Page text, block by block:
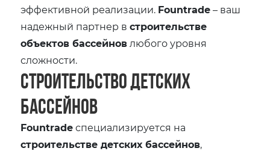
эффективной реализации. Fountrade– ваш
надежный партнер встроительстве
объектов бассейнов любого уровня
сложности.
Строительство детских
бассейнов
Fountradeспециализируется на
строительстве детских бассейнов,